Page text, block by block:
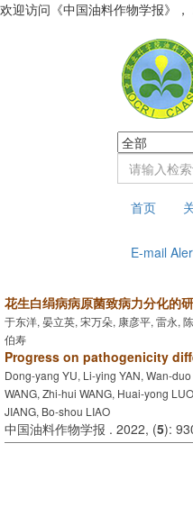
欢迎访问《中国油料作物学报》，
首页
E-mail
花生白绢病病原菌致病力分化的
于东洋, 晏立英, 宋万朵, 康彦平, 雷永,
伯寿
Progress on pathogenicity
Dong-yang YU, Li-ying YAN, Wan-
WANG, Zhi-hui WANG, Huai-yong
JIANG, Bo-shou LIAO
中国油料作物学报 . 2022, (5):